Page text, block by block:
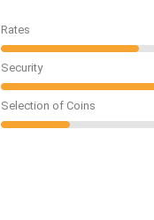
Rates
Security
Selection of Coins